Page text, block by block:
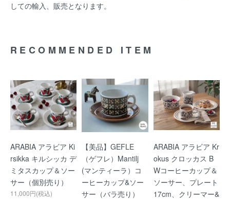
しての輸入、販売となります。
RECOMMENDED ITEM
ARABIA アラビア Ki
rsikka キルシッカ デ
ミタスカップ＆ソー
サー（個別売り）
11,000円(税込)
【美品】GEFLE
（ゲフレ）Mantilj
(マンティーラ）コ
ーヒーカップ&ソー
サー（バラ売り）
ARABIA アラビア Kr
okus クロッカス B
Wコーヒーカップ＆
ソーサー、プレート
17cm、クリーマー&